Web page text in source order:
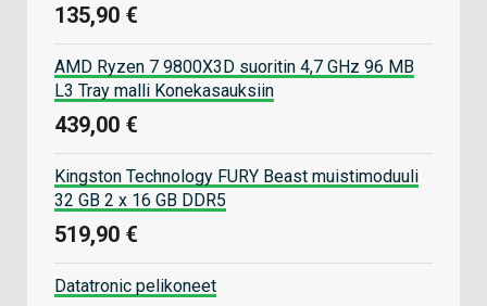
135,90 €
AMD Ryzen 7 9800X3D suoritin 4,7 GHz 96 MB
L3 Tray malli Konekasauksiin
439,00 €
Kingston Technology FURY Beast muistimoduuli
32 GB 2 x 16 GB DDR5
519,90 €
Datatronic pelikoneet